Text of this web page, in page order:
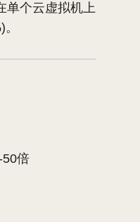
单个云虚拟机上
50倍